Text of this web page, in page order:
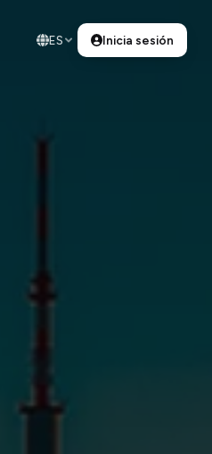
ES Inicia sesión